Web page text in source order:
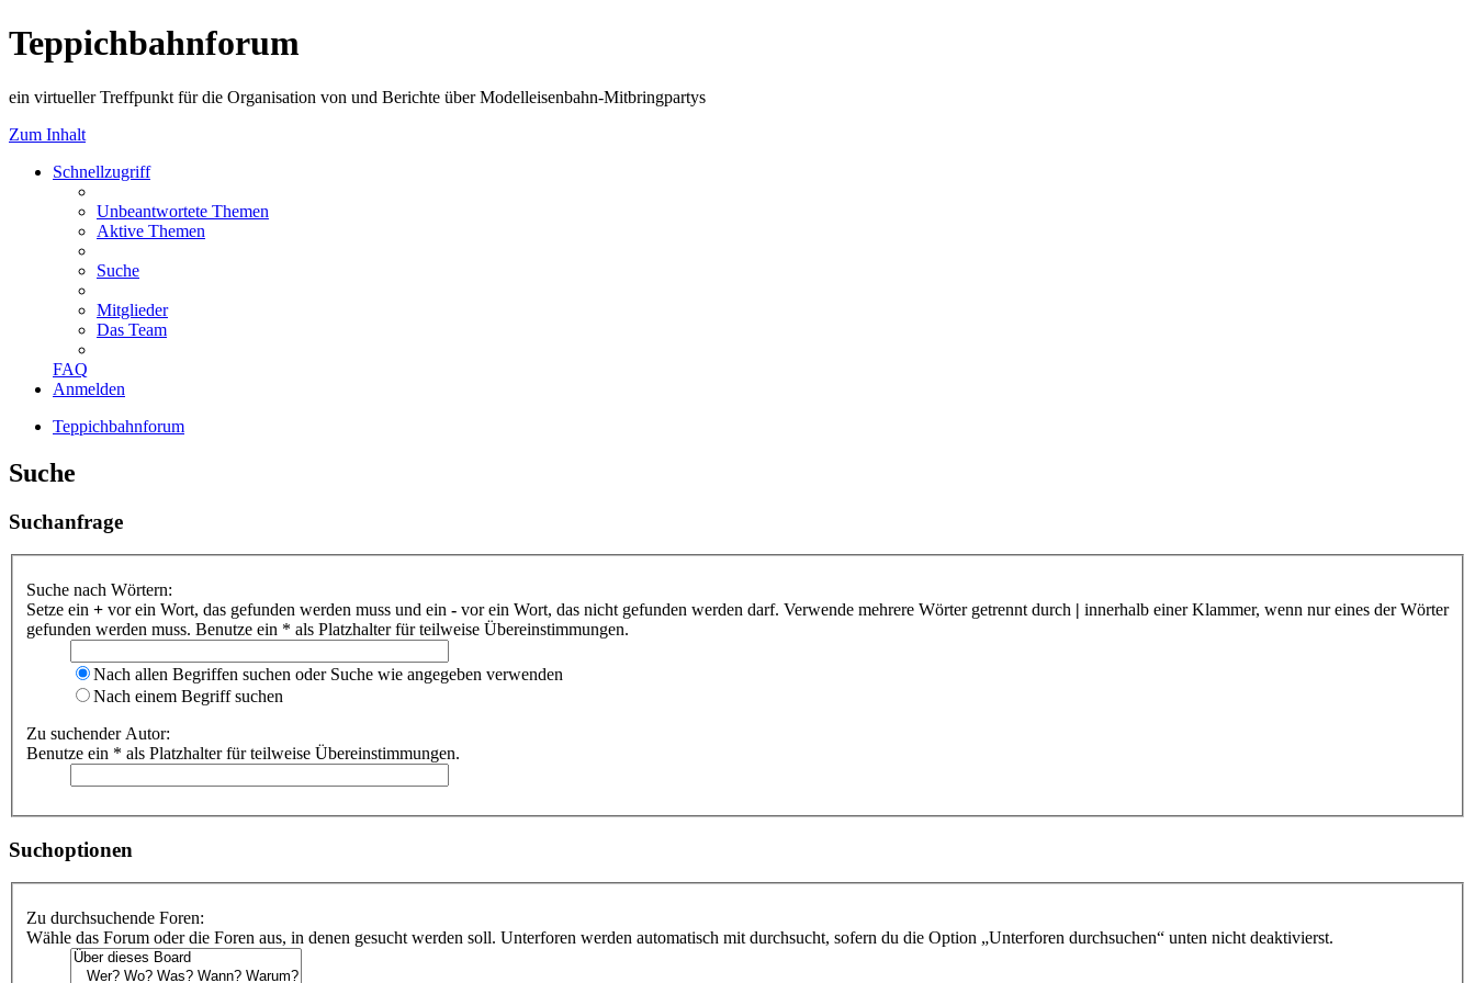
Teppichbahnforum
ein virtueller Treffpunkt für die Organisation von und Berichte über Modelleisenbahn-Mitbringpartys
Zum Inhalt
Schnellzugriff
Unbeantwortete Themen
Aktive Themen
Suche
Mitglieder
Das Team
FAQ
Anmelden
Teppichbahnforum
Suche
Suchanfrage
Suche nach Wörtern:
Setze ein + vor ein Wort, das gefunden werden muss und ein - vor ein Wort, das nicht gefunden werden darf. Verwende mehrere Wörter getrennt durch | innerhalb einer Klammer, wenn nur eines der Wörter
gefunden werden muss. Benutze ein * als Platzhalter für teilweise Übereinstimmungen.
Nach allen Begriffen suchen oder Suche wie angegeben verwenden
Nach einem Begriff suchen
Zu suchender Autor:
Benutze ein * als Platzhalter für teilweise Übereinstimmungen.
Suchoptionen
Zu durchsuchende Foren:
Wähle das Forum oder die Foren aus, in denen gesucht werden soll. Unterforen werden automatisch mit durchsucht, sofern du die Option „Unterforen durchsuchen“ unten nicht deaktivierst.